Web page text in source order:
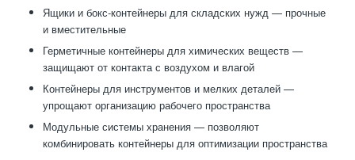
Ящики и бокс-контейнеры для складских нужд — прочные
и вместительные
Герметичные контейнеры для химических веществ —
защищают от контакта с воздухом и влагой
Контейнеры для инструментов и мелких деталей —
упрощают организацию рабочего пространства
Модульные системы хранения — позволяют
комбинировать контейнеры для оптимизации пространства